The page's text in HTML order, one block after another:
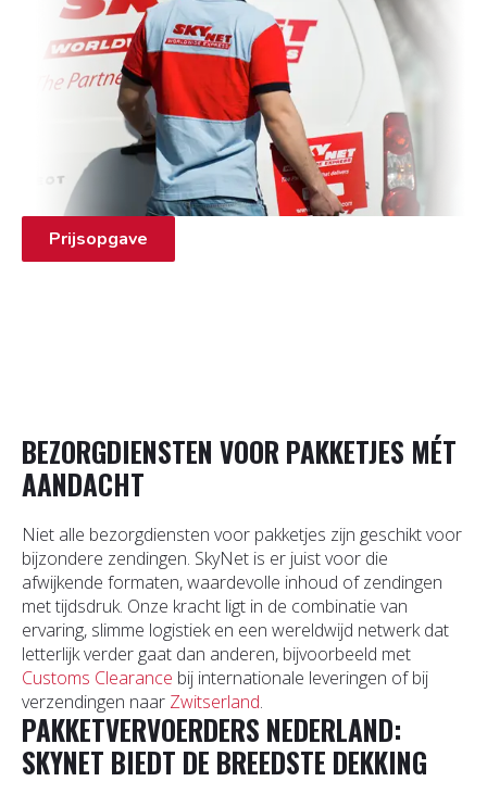
Prijsopgave
BEZORGDIENSTEN VOOR PAKKETJES MÉT
AANDACHT
Niet alle bezorgdiensten voor pakketjes zijn geschikt voor
bijzondere zendingen. SkyNet is er juist voor die
afwijkende formaten, waardevolle inhoud of zendingen
met tijdsdruk. Onze kracht ligt in de combinatie van
ervaring, slimme logistiek en een wereldwijd netwerk dat
letterlijk verder gaat dan anderen, bijvoorbeeld met
Customs Clearance bij internationale leveringen of bij
verzendingen naar Zwitserland.
PAKKETVERVOERDERS NEDERLAND:
SKYNET BIEDT DE BREEDSTE DEKKING